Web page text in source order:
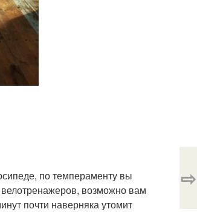
по темпераменту вы
возможно вам
почти наверняка утомит
⇨